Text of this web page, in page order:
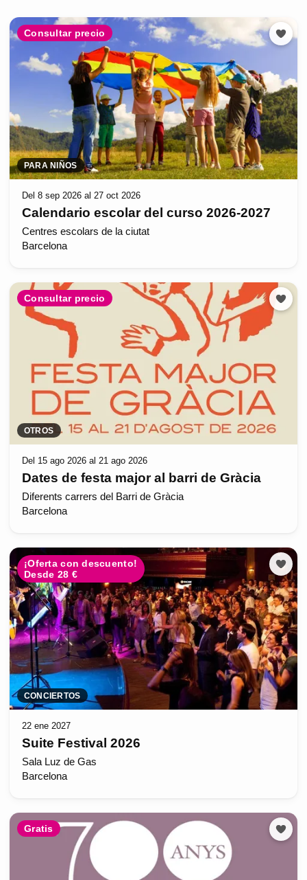
Consultar precio
PARA NIÑOS
Del 8 sep 2026 al 27 oct 2026
Calendario escolar del curso 2026-2027
Centres escolars de la ciutat
Barcelona
Consultar precio
OTROS
Del 15 ago 2026 al 21 ago 2026
Dates de festa major al barri de Gràcia
Diferents carrers del Barri de Gràcia
Barcelona
¡Oferta con descuento!
Desde 28 €
CONCIERTOS
22 ene 2027
Suite Festival 2026
Sala Luz de Gas
Barcelona
Gratis